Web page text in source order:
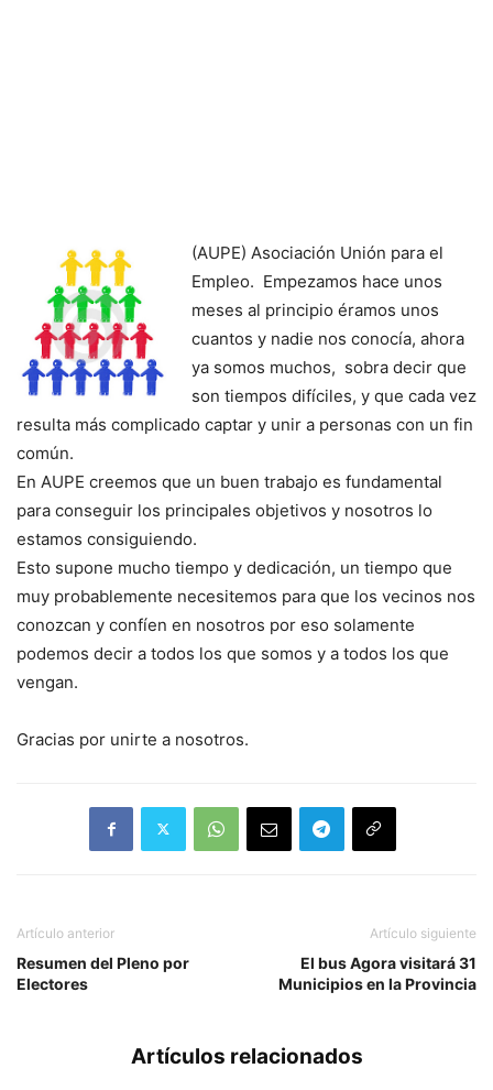
(AUPE) Asociación Unión para el
Empleo. Empezamos hace unos
meses al principio éramos unos
cuantos y nadie nos conocía, ahora
ya somos muchos, sobra decir que
son tiempos difíciles, y que cada vez
resulta más complicado captar y unir a personas con un fin
común.
En AUPE creemos que un buen trabajo es fundamental
para conseguir los principales objetivos y nosotros lo
estamos consiguiendo.
Esto supone mucho tiempo y dedicación, un tiempo que
muy probablemente necesitemos para que los vecinos nos
conozcan y confíen en nosotros por eso solamente
podemos decir a todos los que somos y a todos los que
vengan.
Gracias por unirte a nosotros.
Artículo anterior
Resumen del Pleno por
Electores
Artículo siguiente
El bus Agora visitará 31
Municipios en la Provincia
Artículos relacionados